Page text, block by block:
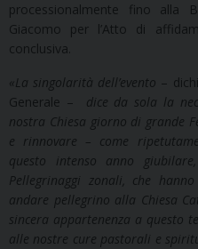
processionalmente fino alla
Giacomo per l’Atto di
conclusiva.
«La singolarità dell’evento –
Generale – dice da sola la
nostra Chiesa giorno di grande
e rinnovare – come
questo intenso anno
Pellegrinaggi zonali, che
andare pellegrino alla Chiesa
sincera appartenenza a questo
alle nostre cure pastorali e